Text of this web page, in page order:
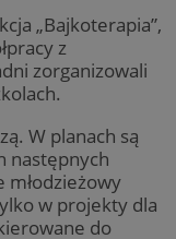
„Bajkoterapia”,
z
zorganizowali
W planach są
następnych
młodzieżowy
w projekty dla
do